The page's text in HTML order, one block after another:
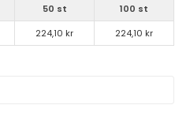
50 st
100 st
224,10 kr 224,10 kr